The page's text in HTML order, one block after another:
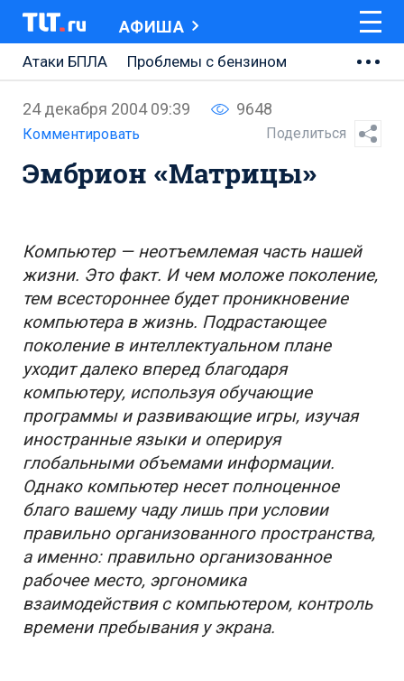
АФИША
Атаки БПЛА
Проблемы с бензином
АВТОВАЗ
Ремонт Центральной площади
Ремонт Обводного шоссе
Неделя Тольятти
24 декабря 2004 09:39 9648
Комментировать Поделиться
Эмбрион «Матрицы»
Компьютер — неотъемлемая часть нашей
жизни. Это факт. И чем моложе поколение,
тем всестороннее будет проникновение
компьютера в жизнь. Подрастающее
поколение в интеллектуальном плане
уходит далеко вперед благодаря
компьютеру, используя обучающие
программы и развивающие игры, изучая
иностранные языки и оперируя
глобальными объемами информации.
Однако компьютер несет полноценное
благо вашему чаду лишь при условии
правильно организованного пространства,
а именно: правильно организованное
рабочее место, эргономика
взаимодействия с компьютером, контроль
времени пребывания у экрана.